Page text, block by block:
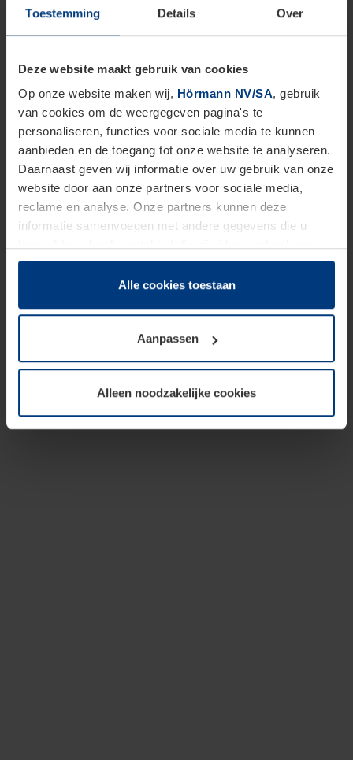
Toestemming Details Over
Deze website maakt gebruik van cookies
Op onze website maken wij, Hörmann NV/SA, gebruik
van cookies om de weergegeven pagina's te
personaliseren, functies voor sociale media te kunnen
aanbieden en de toegang tot onze website te analyseren.
Daarnaast geven wij informatie over uw gebruik van onze
website door aan onze partners voor sociale media,
reclame en analyse. Onze partners kunnen deze
informatie samenvoegen met andere gegevens die u
hun diensten hebben verzameld.
Juridisch hebben wij het recht om cookies op uw
van deze pagina's absoluut vereist is. Voor alle andere
soorten cookies is uw toestemming benodigd. Uw
toestemming kunt u op elk moment bij de uitleg van de
wijzigen of herroepen.
Alle cookies toestaan
Aanpassen
Alleen noodzakelijke cookies